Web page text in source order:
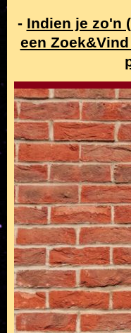
- Indien je zo'n
een